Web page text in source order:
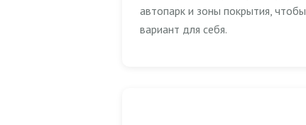
автопарк и зоны покрытия,
вариант для себя.